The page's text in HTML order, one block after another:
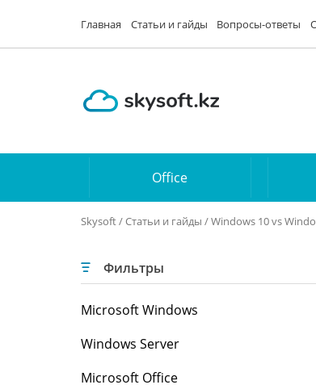
Главная Статьи и гайды Вопросы-ответы
Office
Skysoft/Статьи и гайды / Windows 10 vs
Фильтры
Microsoft Windows
Windows Server
Microsoft Office